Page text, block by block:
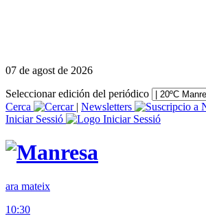
07 de agost de 2026
Seleccionar edición del periódico
Cerca
| Newsletters
Iniciar Sessió
ara mateix
10:30